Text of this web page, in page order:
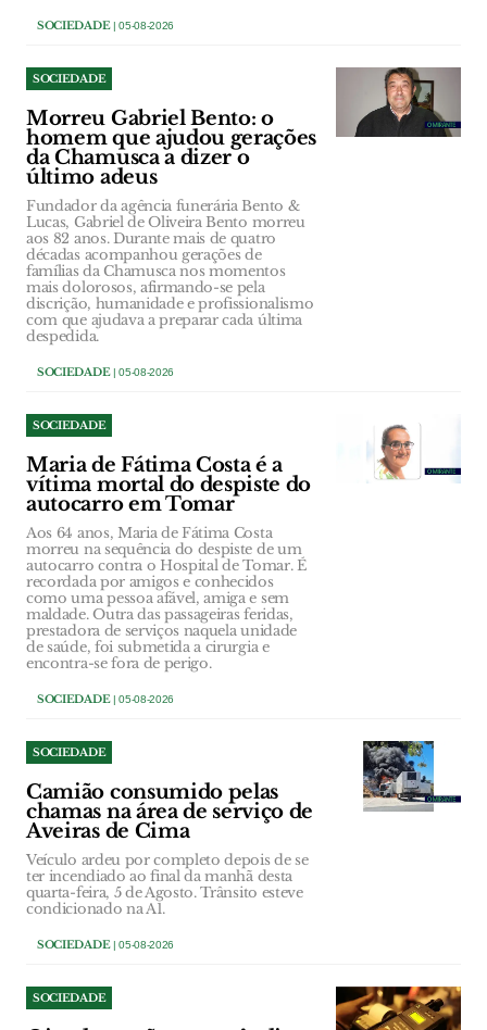
SOCIEDADE| 05-08-2026
SOCIEDADE
Morreu Gabriel Bento: o
homem que ajudou gerações
da Chamusca a dizer o
último adeus
Fundador da agência funerária Bento &
Lucas, Gabriel de Oliveira Bento morreu
aos 82 anos. Durante mais de quatro
décadas acompanhou gerações de
famílias da Chamusca nos momentos
mais dolorosos, afirmando-se pela
discrição, humanidade e profissionalismo
com que ajudava a preparar cada última
despedida.
SOCIEDADE| 05-08-2026
SOCIEDADE
Maria de Fátima Costa é a
vítima mortal do despiste do
autocarro em Tomar
Aos 64 anos, Maria de Fátima Costa
morreu na sequência do despiste de um
autocarro contra o Hospital de Tomar. É
recordada por amigos e conhecidos
como uma pessoa afável, amiga e sem
maldade. Outra das passageiras feridas,
prestadora de serviços naquela unidade
de saúde, foi submetida a cirurgia e
encontra-se fora de perigo.
SOCIEDADE| 05-08-2026
SOCIEDADE
Camião consumido pelas
chamas na área de serviço de
Aveiras de Cima
Veículo ardeu por completo depois de se
ter incendiado ao final da manhã desta
quarta-feira, 5 de Agosto. Trânsito esteve
condicionado na A1.
SOCIEDADE| 05-08-2026
SOCIEDADE